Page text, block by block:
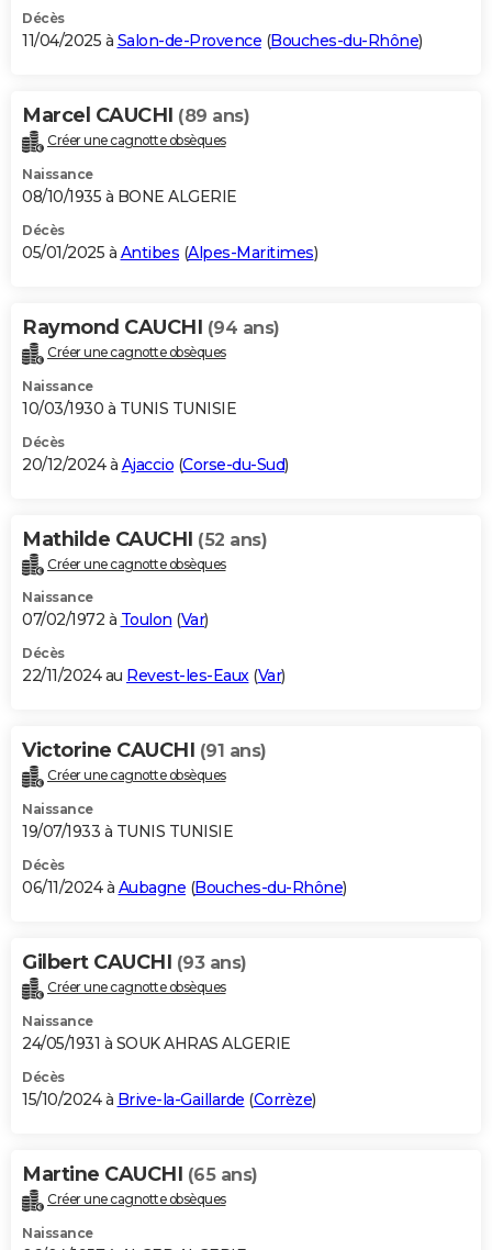
Décès
11/04/2025 à Salon-de-Provence (Bouches-du-Rhône)
Marcel CAUCHI (89 ans)
Créer une cagnotte obsèques
Naissance
08/10/1935 à BONE ALGERIE
Décès
05/01/2025 à Antibes (Alpes-Maritimes)
Raymond CAUCHI (94 ans)
Créer une cagnotte obsèques
Naissance
10/03/1930 à TUNIS TUNISIE
Décès
20/12/2024 à Ajaccio (Corse-du-Sud)
Mathilde CAUCHI (52 ans)
Créer une cagnotte obsèques
Naissance
07/02/1972 à Toulon (Var)
Décès
22/11/2024 au Revest-les-Eaux(Var)
Victorine CAUCHI (91 ans)
Créer une cagnotte obsèques
Naissance
19/07/1933 à TUNIS TUNISIE
Décès
06/11/2024 à Aubagne (Bouches-du-Rhône)
Gilbert CAUCHI (93 ans)
Créer une cagnotte obsèques
Naissance
24/05/1931 à SOUK AHRAS ALGERIE
Décès
15/10/2024 à Brive-la-Gaillarde (Corrèze)
Martine CAUCHI (65 ans)
Créer une cagnotte obsèques
Naissance